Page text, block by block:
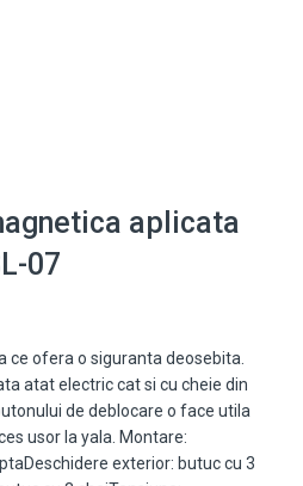
aplicata
07
ce ofera o siguranta deosebita.
atat electric cat si cu cheie din
de deblocare o face utila
usor la yala. Montare:
exterior: butuc cu 3